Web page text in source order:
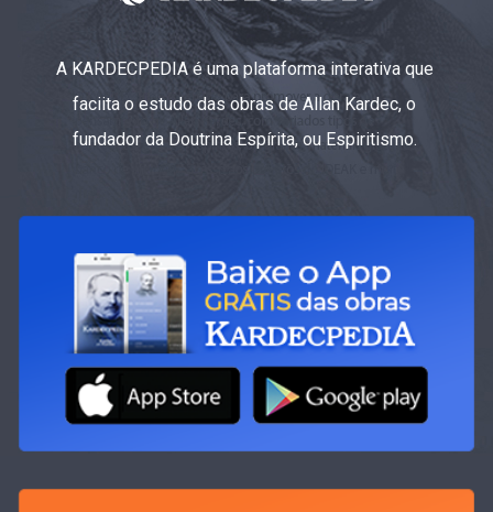
A KARDECPEDIA é uma plataforma interativa que
faciita o estudo das obras de Allan Kardec, o
fundador da Doutrina Espírita, ou Espiritismo.